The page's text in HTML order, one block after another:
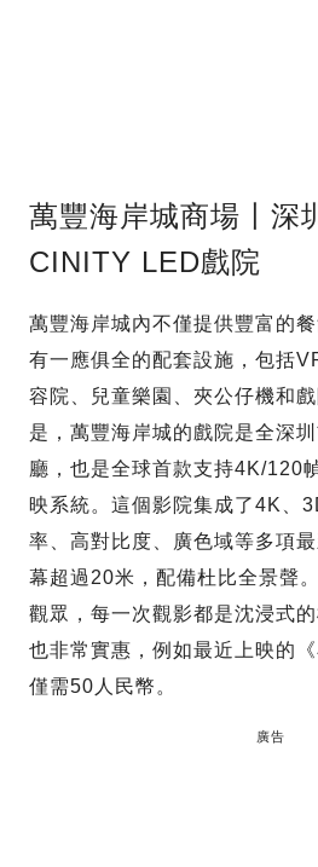
萬豐海岸城商場〡深
CINITY LED戲院
萬豐海岸城內不僅提供豐富的
有一應俱全的配套設施，包括
容院、兒童樂園、夾公仔機和
是，萬豐海岸城的戲院是全深
廳，也是全球首款支持4K/120
映系統。這個影院集成了4K、
率、高對比度、廣色域等多項
幕超過20米，配備杜比全景聲
觀眾，每一次觀影都是沈浸式
也非常實惠，例如最近上映的
僅需50人民幣。
廣告